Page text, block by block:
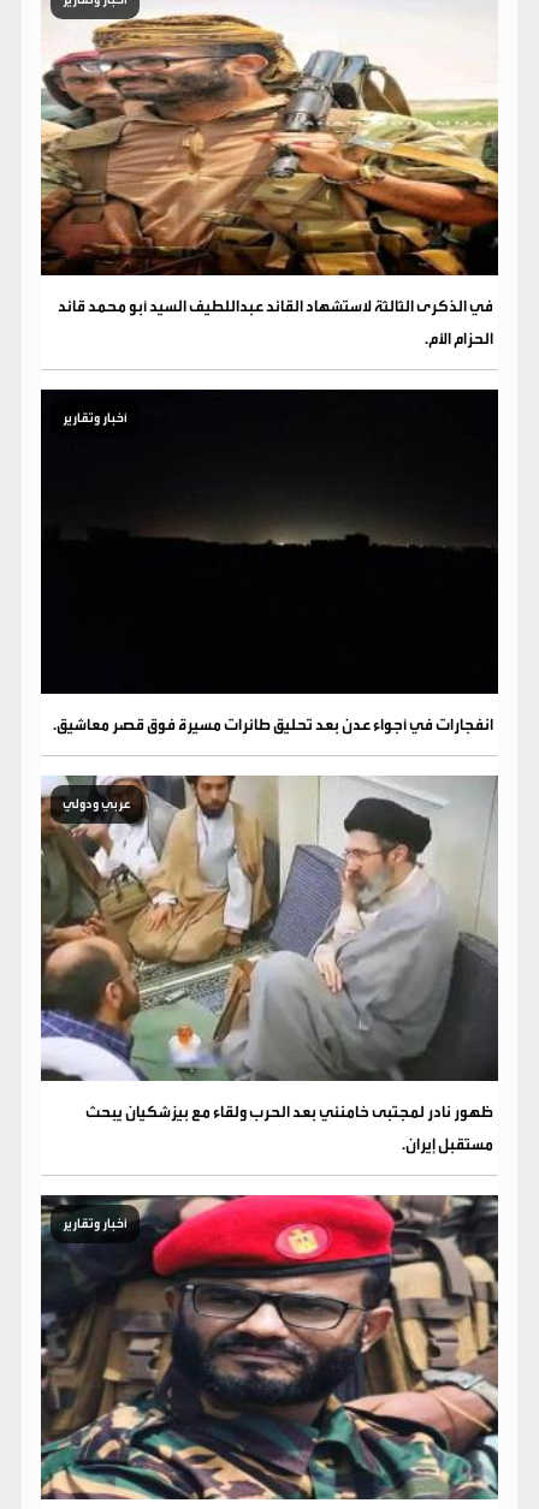
في الذكرى الثالثة لاستشهاد القائد عبداللطيف السيد أبو محمد قائد
الحزام الأم.
أخبار وتقارير
انفجارات في أجواء عدن بعد تحليق طائرات مسيرة فوق قصر معاشيق.
عربي ودولي
ظهور نادر لمجتبى خامنئي بعد الحرب ولقاء مع بيزشكيان يبحث
مستقبل إيران.
أخبار وتقارير